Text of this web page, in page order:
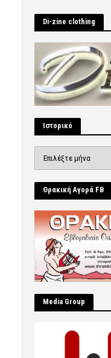
Di-zine clothing
Ιστορικό
Θρακική Αγορά FB
Μedia Group